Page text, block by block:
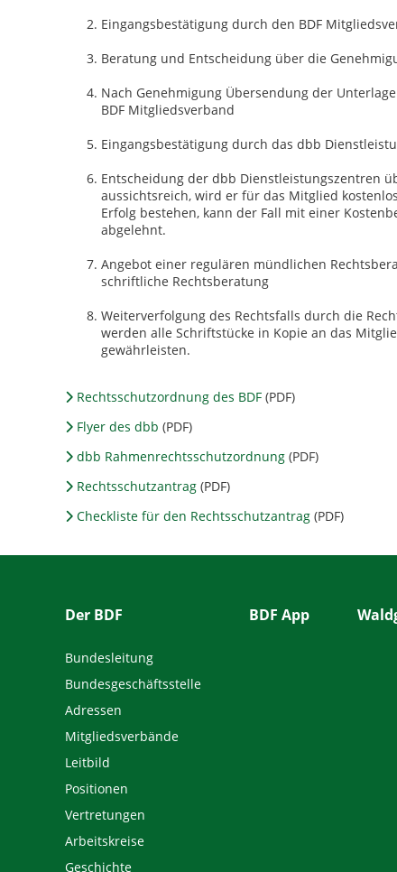
Eingangsbestätigung durch den BDF
Beratung und Entscheidung über die
Nach Genehmigung Übersendung der
BDF Mitgliedsverband
Eingangsbestätigung durch das dbb
Entscheidung der dbb Dienstleistungszentren
aussichtsreich, wird er für das Mitglied
Erfolg bestehen, kann der Fall mit einer
abgelehnt.
Angebot einer regulären mündlichen
schriftliche Rechtsberatung
Weiterverfolgung des Rechtsfalls durch die
werden alle Schriftstücke in Kopie an das
gewährleisten.
Rechtsschutzordnung des BDF (PDF)
Flyer des dbb (PDF)
dbb Rahmenrechtsschutzordnung (PDF)
Rechtsschutzantrag (PDF)
Checkliste für den Rechtsschutzantrag (PDF)
Der BDF
Bundesleitung
Bundesgeschäftsstelle
Adressen
Mitgliedsverbände
Leitbild
Positionen
Vertretungen
Arbeitskreise
Geschichte
BDF App